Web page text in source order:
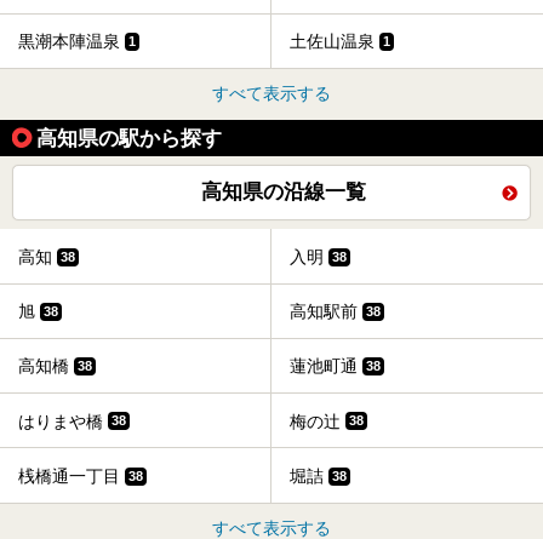
黒潮本陣温泉 1 土佐山温泉 1
すべて表示する
高知県の駅から探す
高知県の沿線一覧
高知 38 入明 38
旭 38 高知駅前 38
高知橋 38 蓮池町通 38
はりまや橋 38 梅の辻 38
桟橋通一丁目 38 堀詰 38
すべて表示する